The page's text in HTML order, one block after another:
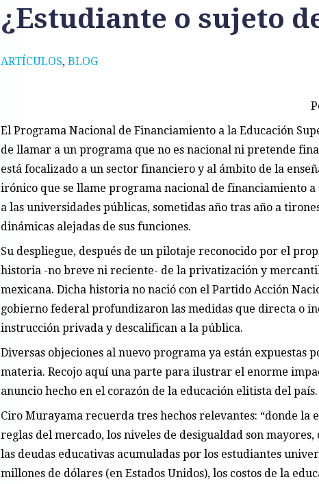
ARTÍCULOS, BLOG
¿Estudiante o sujeto
El Programa Nacional de Financiamiento a la Educación
de llamar a un programa que no es nacional ni pretende
está focalizado a un sector financiero y al ámbito de la
irónico que se llame programa nacional de financiamiento a
a las universidades públicas, sometidas año tras año a
dinámicas alejadas de sus funciones.
Su despliegue, después de un pilotaje reconocido por el
historia -no breve ni reciente- de la privatización y
mexicana. Dicha historia no nació con el Partido Acción
gobierno federal profundizaron las medidas que directa o
instrucción privada y descalifican a la pública.
Diversas objeciones al nuevo programa ya están expuestas
materia. Recojo aquí una parte para ilustrar el enorme
anuncio hecho en el corazón de la educación elitista del país.
Ciro Murayama recuerda tres hechos relevantes: “donde la
reglas del mercado, los niveles de desigualdad son
las deudas educativas acumuladas por los estudiantes
millones de dólares (en Estados Unidos), los costos de la